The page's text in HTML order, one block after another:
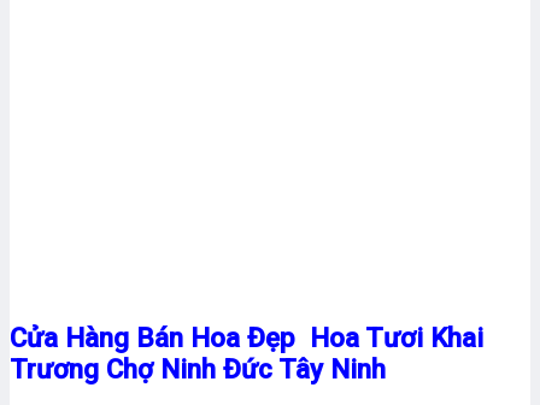
Cửa Hàng Bán Hoa Đẹp Hoa Tươi Khai
Trương Chợ Ninh Đức Tây Ninh